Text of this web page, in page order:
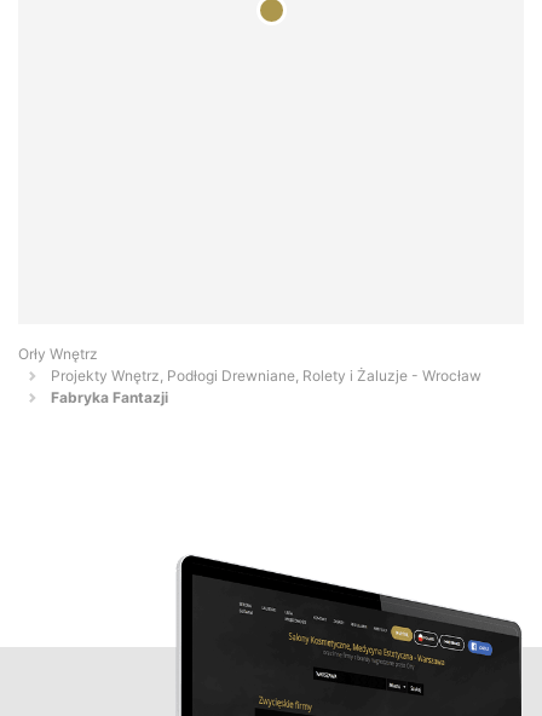
Orły Wnętrz
Projekty Wnętrz, Podłogi Drewniane, Rolety i Żaluzje - Wrocław
Fabryka Fantazji